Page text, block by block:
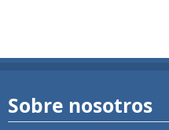
Sobre nosotros